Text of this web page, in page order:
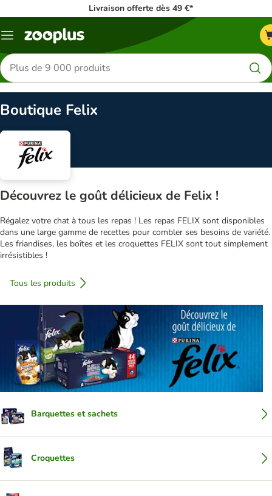
Livraison offerte dès 49 €*
Menu
Rechercher
des
produits
Boutique Felix
Découvrez le goût délicieux de Felix !
Régalez votre chat à tous les repas ! Les repas FELIX sont disponibles
dans une large gamme de recettes pour combler ses besoins de variété.
Les friandises, les boîtes et les croquettes FELIX sont tout simplement
irrésistibles !
Tous les produits
Barquettes et sachets
Croquettes